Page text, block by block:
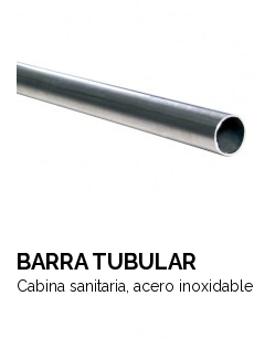
BARRA TUBULAR
Cabina sanitaria, acero inoxidable